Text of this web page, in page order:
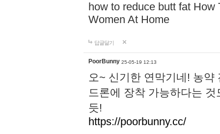
how to reduce butt fat
Women At Home
답글달기
PoorBunny 25-05-19 12:13
오~ 신기한 연막기네! 농약
드론에 장착 가능하다는
듯!
https://poorbunny.cc/